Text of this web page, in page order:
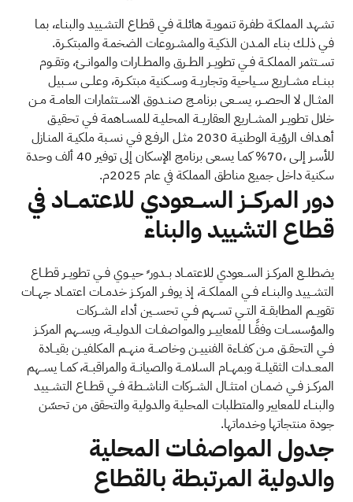
تشـهد المملكـة طفـرة تنمويـة هائلـة فـي قطـاع التشـييد والبنـاء، بمـا
فـي ذلـك بنـاء المـدن الذكيـة والمشـروعات الضخمـة والمبتكــرة.
تســتثمر المملكــة فــي تطويــر الطــرق والمطــارات والموانــئ، وتقــوم
ببنــاء مشــاريع ســياحية وتجاريــة وســكنية مبتكــرة، وعلــى ســبيل
المثــال لا الحصــر، يســعى برنامــج صنــدوق الاســتثمارات العامــة مــن
خلال تطويــر المشــاريع العقاريــة المحليـة للمسـاهمة فـي تحقيـق
أهـداف الرؤيـة الوطنيـة 2030 مثـل الرفـع فـي نسـبة ملكيـة المنـازل
للأسـر إلـى ،70% كمـا يسعى برنامج الإسكان إلى توفير 40 ألف وحدة
سكنية داخل جميع مناطق المملكة في عام 2025م.
دور المركـــز الســـعودي للاعتمـــاد في
قطاع التشييد والبناء
ﻳﻀﻄﻠــﻊ اﻟﻤﺮﻛــﺰ اﻟﺴــﻌﻮدي ﻟﻼﻋﺘﻤــﺎد ﺑــﺪور ٍ ﺣﻴــﻮي ﻓــﻲ ﺗﻄﻮﻳــﺮ ﻗﻄــﺎع
اﻟﺘﺸــﻴﻴﺪ واﻟﺒﻨــﺎء ﻓــﻲ اﻟﻤﻤﻠﻜــﺔ، إذ ﻳﻮﻓــﺮ اﻟﻤﺮﻛــﺰ ﺧﺪﻣــﺎت اﻋﺘﻤــﺎد ﺟﻬــﺎت
ﺗﻘﻮﻳــﻢ اﻟﻤﻄﺎﺑﻘــﺔ اﻟﺘــﻲ ﺗﺴــﻬﻢ ﻓــﻲ ﺗﺤﺴــﻴﻦ أداء اﻟﺸــﺮﻛﺎت
واﻟﻤﺆﺳﺴــﺎت وﻓﻘًــﺎ ﻟﻠﻤﻌﺎﻳﻴــﺮ واﻟﻤﻮاﺻﻔــﺎت اﻟﺪوﻟﻴــﺔ، وﻳﺴــﻬﻢ اﻟﻤﺮﻛــﺰ
ﻓــﻲ اﻟﺘﺤﻘــﻖ ﻣــﻦ ﻛﻔــﺎءة اﻟﻔﻨﻴﻴــﻦ وﺧﺎﺻــﺔ ﻣﻨﻬــﻢ اﻟﻤﻜﻠﻔﻴــﻦ ﺑﻘﻴــﺎدة
اﻟﻤﻌــﺪات اﻟﺜﻘﻴﻠــﺔ وﺑﻤﻬــﺎم اﻟﺴﻼﻣــﺔ واﻟﺼﻴﺎﻧــﺔ واﻟﻤﺮاﻗﺒــﺔ، ﻛﻤــﺎ ﻳﺴــﻬﻢ
اﻟﻤﺮﻛــﺰ ﻓــﻲ ﺿﻤــﺎن اﻣﺘﺜــﺎل اﻟﺸــﺮﻛﺎت اﻟﻨﺎﺷــﻄﺔ ﻓــﻲ ﻗﻄــﺎع اﻟﺘﺸــﻴﻴﺪ
واﻟﺒﻨــﺎء ﻟﻠﻤﻌﺎﻳﻴﺮ واﻟﻤﺘﻄﻠﺒﺎت اﻟﻤﺤﻠﻴﺔ واﻟﺪوﻟﻴﺔ واﻟﺘﺤﻘﻖ ﻣﻦ ﺗﺤﺴّﻦ
ﺟﻮدة ﻣﻨﺘﺠﺎﺗﻬﺎ وﺧﺪﻣﺎﺗﻬﺎ.
جدول المواصفـات المحلية
والدولية المرتبطة بالقطاع